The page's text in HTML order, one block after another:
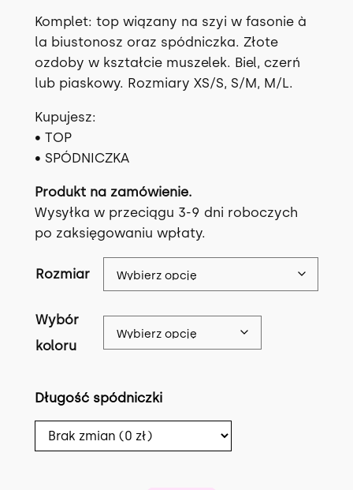
Komplet: top wiązany na szyi w fasonie à
la biustonosz oraz spódniczka. Złote
ozdoby w kształcie muszelek. Biel, czerń
lub piaskowy. Rozmiary XS/S, S/M, M/L.
Kupujesz:
• TOP
• SPÓDNICZKA
Produkt na zamówienie.
Wysyłka w przeciągu 3-9 dni roboczych
po zaksięgowaniu wpłaty.
Rozmiar
Wybór
koloru
Długość spódniczki